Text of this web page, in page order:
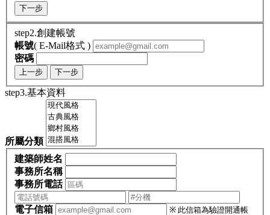
下一步
step2.創建帳號
帳號( E-Mail格式 )
密碼
上一步 下一步
step3.基本資料
所屬分類
建築師姓名
事務所名稱
事務所電話
電子信箱
※ 此信箱為驗證開通帳